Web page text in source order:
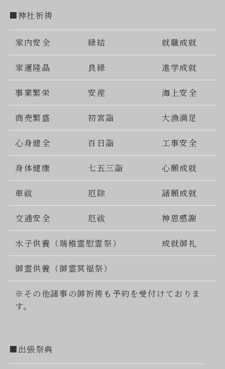
■神社祈祷
家内安全 縁結 就職成就
家運隆晶 良縁 進学成就
事業繁栄 安産 海上安全
商売繁盛 初宮詣 大漁満足
心身健全 百日詣 工事安全
身体健康 七五三詣 心願成就
車祓 厄除 諸願成就
交通安全 厄祓 神恩感謝
水子供養（瑞稚霊慰霊祭） 成就御礼
御霊供養（御霊冥福祭）
※その他諸事の御祈祷も予約を受付けておりま
す。
■出張祭典